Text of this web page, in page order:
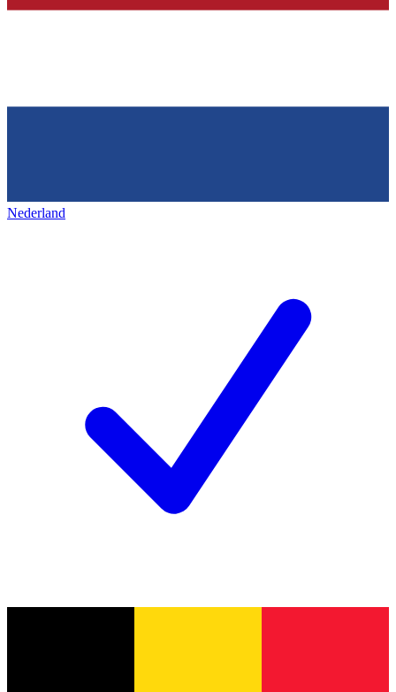
Nederland